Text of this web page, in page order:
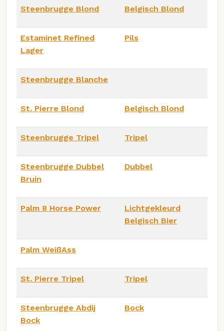
Steenbrugge Blond Belgisch Blond
Estaminet Refined
Lager
Pils
Steenbrugge Blanche
St. Pierre Blond Belgisch Blond
Steenbrugge Tripel Tripel
Steenbrugge Dubbel
Bruin
Dubbel
Palm 8 Horse Power
Lichtgekleurd
Belgisch Bier
Palm WeißAss
St. Pierre Tripel Tripel
Steenbrugge Abdij
Bock
Bock